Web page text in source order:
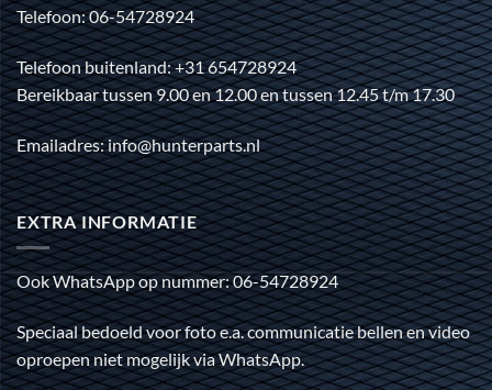
Telefoon: 06-54728924
Telefoon buitenland: +31 654728924
Bereikbaar tussen 9.00 en 12.00 en tussen 12.45 t/m 17.30
Emailadres: info@hunterparts.nl
EXTRA INFORMATIE
Ook WhatsApp op nummer: 06-54728924
Speciaal bedoeld voor foto e.a. communicatie bellen en video
oproepen niet mogelijk via WhatsApp.